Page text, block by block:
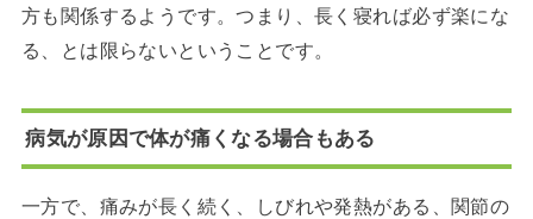
方も関係するようです。つまり、長く寝れば必ず楽にな
る、とは限らないということです。
病気が原因で体が痛くなる場合もある
一方で、痛みが長く続く、しびれや発熱がある、関節の